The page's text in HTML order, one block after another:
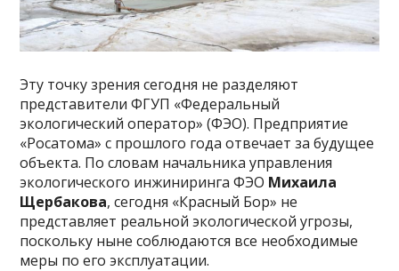
Эту точку зрения сегодня не разделяют
представители ФГУП «Федеральный
экологический оператор» (ФЭО). Предприятие
«Росатома» с прошлого года отвечает за будущее
объекта. По словам начальника управления
экологического инжиниринга ФЭО Михаила
Щербакова, сегодня «Красный Бор» не
представляет реальной экологической угрозы,
поскольку ныне соблюдаются все необходимые
меры по его эксплуатации.